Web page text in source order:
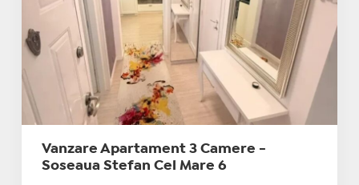
Vanzare Apartament 3 Camere -
Soseaua Stefan Cel Mare 6